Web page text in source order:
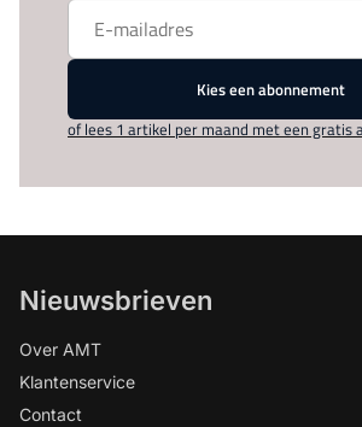
Kies een abonnement
of lees 1 artikel per maand met een gratis
Nieuwsbrieven
Over AMT
Klantenservice
Contact